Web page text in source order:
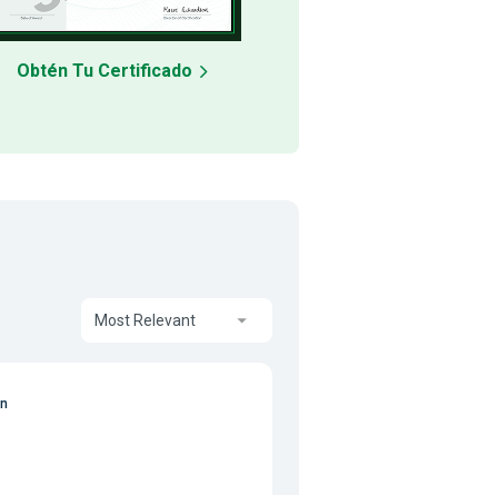
Obtén Tu Certificado
Most Relevant